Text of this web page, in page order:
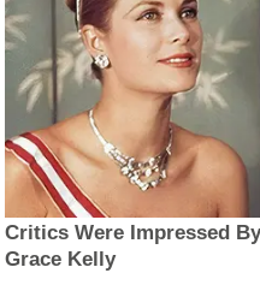
Critics Were Impressed
Grace Kelly